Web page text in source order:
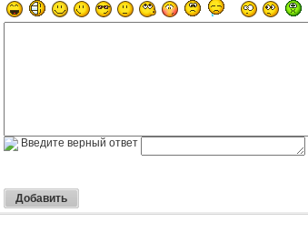
Введите верный ответ